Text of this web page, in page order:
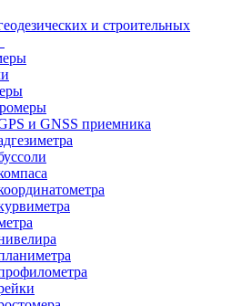
и строительных
и GNSS приемника